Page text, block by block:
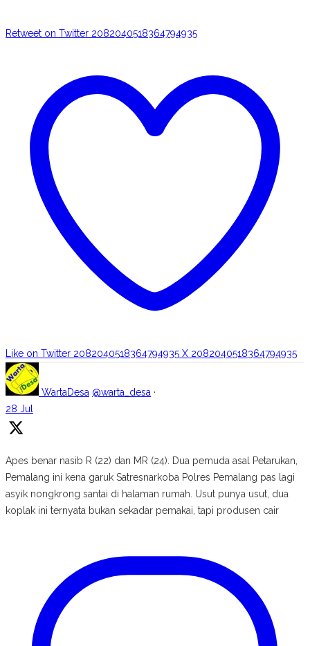
Retweet on Twitter 2082040518364794935
Like on Twitter 2082040518364794935 X 2082040518364794935
WartaDesa @warta_desa ·
28 Jul
Apes benar nasib R (22) dan MR (24). Dua pemuda asal Petarukan,
Pemalang ini kena garuk Satresnarkoba Polres Pemalang pas lagi
asyik nongkrong santai di halaman rumah. Usut punya usut, dua
koplak ini ternyata bukan sekadar pemakai, tapi produsen cair